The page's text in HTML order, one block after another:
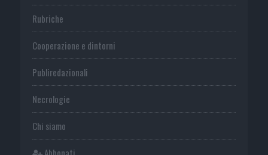
Rubriche
Cooperazione e dintorni
Publiredazionali
Necrologie
Chi siamo